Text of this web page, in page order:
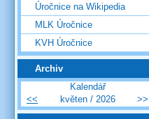
Úročnice na Wikipedia
MLK Úročnice
KVH Úročnice
Archiv
Kalendář
<<
květen / 2026 >>